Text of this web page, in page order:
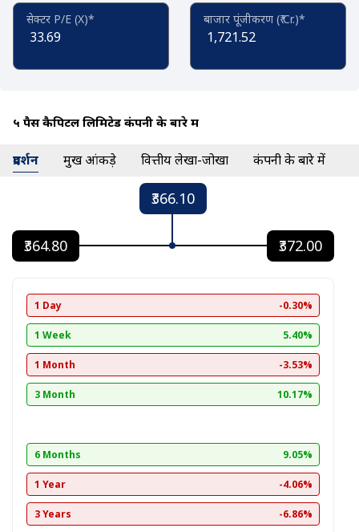
सेक्टर P/E (X)*
33.69
बाजार पूंजीकरण (₹ Cr.)*
1,721.52
५ पैस कैपिटल लिमिटेड कंपनी के बारे में
प्रदर्शन प्रमुख आंकड़े वित्तीय लेखा-जोखा कंपनी के बारे में
₹366.10
₹364.80 ₹372.00
1 Day -0.30%
1 Week 5.40%
1 Month -3.53%
3 Month 10.17%
6 Months 9.05%
1 Year -4.06%
3 Years -6.86%